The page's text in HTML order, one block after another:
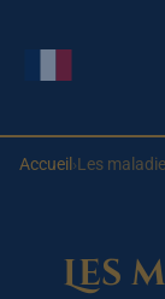
Changer de
Accueil ›Les
Les